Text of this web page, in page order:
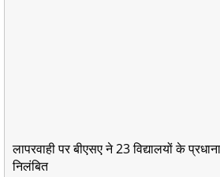
लापरवाही पर बीएसए ने 23 विद्यालयों के
निलंबित